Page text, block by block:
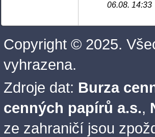
06.08. 14:33
Copyright © 2025.
vyhrazena.
Zdroje dat: Burza
cenných papírů a.s.,
ze zahraničí jsou